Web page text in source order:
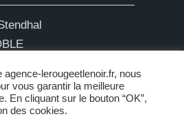
lerougeetlenoir.fr, nous
vous garantir la meilleure
En cliquant sur le bouton “OK”,
des cookies.